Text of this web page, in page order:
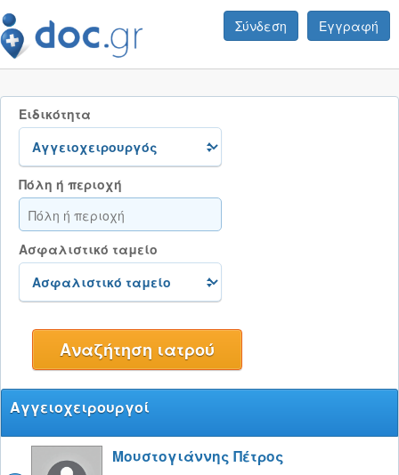
Σύνδεση Εγγραφή
Ειδικότητα
Πόλη ή περιοχή
Ασφαλιστικό ταμείο
Αγγειοχειρουργοί
Μουστογιάννης Πέτρος